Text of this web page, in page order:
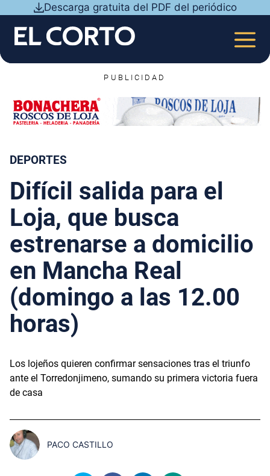
contenido
Descarga gratuita del PDF del periódico
PUBLICIDAD
DEPORTES
Difícil salida para el
Loja, que busca
estrenarse a domicilio
en Mancha Real
(domingo a las 12.00
horas)
Los lojeños quieren confirmar sensaciones tras el triunfo
ante el Torredonjimeno, sumando su primera victoria fuera
de casa
PACO CASTILLO